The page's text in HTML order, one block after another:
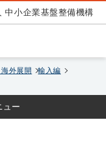
中小企業基盤整備機構
外展開
輸入編
ュー